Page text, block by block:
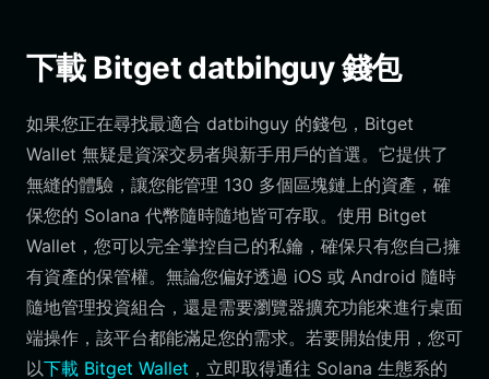
下載 Bitget datbihguy 錢包
如果您正在尋找最適合 datbihguy 的錢包，Bitget
Wallet 無疑是資深交易者與新手用戶的首選。它提供了
無縫的體驗，讓您能管理 130 多個區塊鏈上的資產，確
保您的 Solana 代幣隨時隨地皆可存取。使用 Bitget
Wallet，您可以完全掌控自己的私鑰，確保只有您自己擁
有資產的保管權。無論您偏好透過 iOS 或 Android 隨時
隨地管理投資組合，還是需要瀏覽器擴充功能來進行桌面
端操作，該平台都能滿足您的需求。若要開始使用，您可
以下載 Bitget Wallet ，立即取得通往 Solana 生態系的